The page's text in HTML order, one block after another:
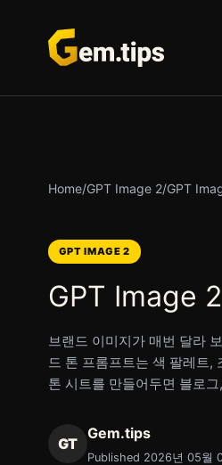
건
Home/GPT Image 2/GPT
GPT IMAGE 2
GPT Image
브랜드 이미지가 매번 달라
드 톤 프롬프트는 색 팔레트,
톤 시트를 만들어두면 블로
GT
Gem.tips
Published 2026년 05월